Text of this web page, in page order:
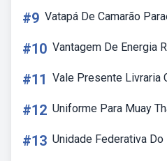
#9 Vatapá De Camarão
#10 Vantagem De Energia
#11 Vale Presente Livraria
#12 Uniforme Para Muay
#13 Unidade Federativa Do